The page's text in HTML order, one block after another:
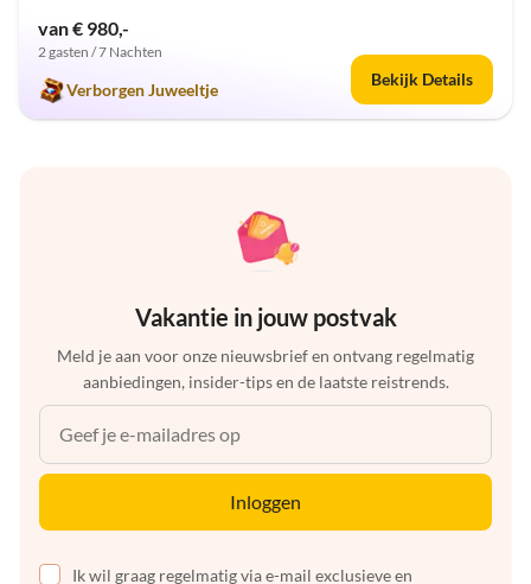
van € 980,-
2 gasten / 7 Nachten
Verborgen Juweeltje
Bekijk Details
Vakantie in jouw postvak
Meld je aan voor onze nieuwsbrief en ontvang regelmatig
aanbiedingen, insider-tips en de laatste reistrends.
Inloggen
Ik wil graag regelmatig via e-mail exclusieve en